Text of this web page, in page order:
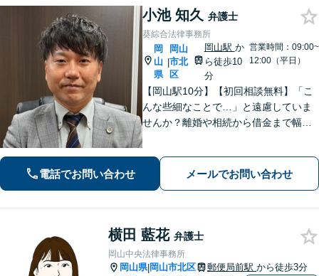
小池 知久 弁護士
葵綜合法律事務所
岡
山
県
|
岡山
市北
区
岡山駅 か
ら徒歩10
分
営業時間：09:00~
12:00（平日）
【岡山駅10分】【初回相談無料】「こ
んな些細なことで…」と遠慮していま
せんか？離婚や相続から借金まで幅広
んな小さなお悩みでもお伺いいたしま
す。気軽にご相談ください【夜間・休
電話でお問い合わせ メールでお問い合わせ
横田 藍花 弁護士
岡山中央法律事務所
岡山県|岡山市北区 郵便局前駅 から徒歩3分